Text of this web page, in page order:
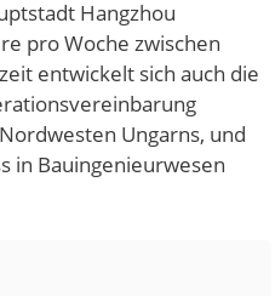
Hangzhou
pro Woche zwischen
entwickelt sich auch die
Ungarns, und
in Bauingenieurwesen